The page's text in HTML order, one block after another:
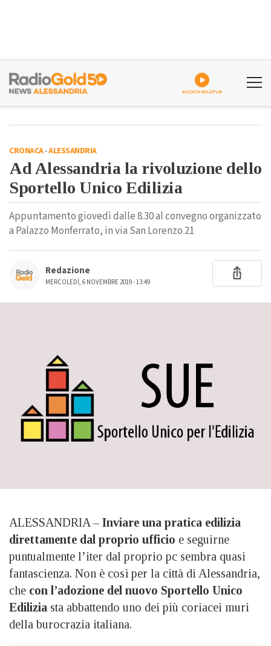
ASCOLTA GOLDPLAY
CRONACA-ALESSANDRIA
Ad Alessandria la rivoluzione dello
Sportello Unico Edilizia
Appuntamento giovedì dalle 8.30 al convegno organizzato
a Palazzo Monferrato, in via San Lorenzo 21
Redazione
MERCOLEDÌ, 6 NOVEMBRE 2019 - 13:49
ALESSANDRIA – Inviare una pratica edilizia
direttamente dal proprio ufficio e seguirne
puntualmente l’iter dal proprio pc sembra quasi
fantascienza. Non è così per la città di Alessandria,
che con l’adozione del nuovo Sportello Unico
Edilizia sta abbattendo uno dei più coriacei muri
della burocrazia italiana.